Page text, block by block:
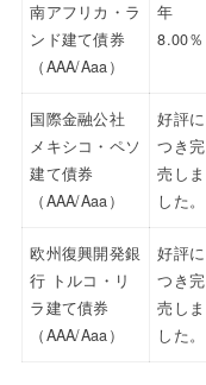
南アフリカ・ラ
ンド建て債券
（AAA/Aaa）
年
8.00％
国際金融公社
メキシコ・ペソ
建て債券
（AAA/Aaa）
好評に
つき完
売しま
した。
欧州復興開発銀
行 トルコ・リ
ラ建て債券
（AAA/Aaa）
好評に
つき完
売しま
した。